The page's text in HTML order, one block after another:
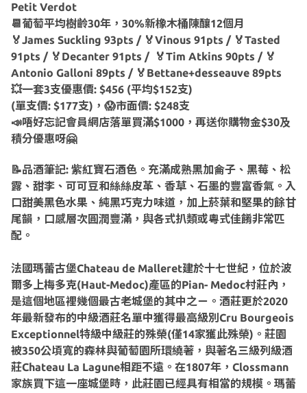
Petit Verdot
📆葡萄平均樹齡30年，30%新橡木桶陳釀12個月
🏅James Suckling 93pts / 🏅Vinous 91pts / 🏅Tasted
91pts / 🏅Decanter 91pts / 🏅Tim Atkins 90pts / 🏅
Antonio Galloni 89pts / 🏅Bettane+desseauve 89pts
💥一套3支優惠價: $456 (平均$152支)
(單支價: $177支)，😱市面價: $248支
📣唔好忘記會員網店落單買滿$1000，再送你購物金$30及
積分優惠呀🤗
📝品酒筆記: 紫紅寶石酒色。充滿成熟黑加侖子、黑莓、松
露、甜李、可可豆和絲絲皮革、香草、石墨的豐富香氣。入
口甜美黑色水果、純黑巧克力味道，加上菸葉和堅果的餘甘
尾韻，口感層次圓潤豐滿，與各式扒類或粵式佳餚非常匹
配。
法國瑪蕾古堡Chateau de Malleret建於十七世紀，位於波
爾多上梅多克(Haut-Medoc)產區的Pian- Medoc村莊內，
是這個地區裡幾個最古老城堡的其中之ㄧ。酒莊更於2020
年最新發布的中級酒莊名單中獲得最高級別Cru Bourgeois
Exceptionnel特級中級莊的殊榮(僅14家獲此殊榮)。莊園
被350公頃寬的森林與葡萄園所環繞著，與著名三級列級酒
莊Chateau La Lagune相距不遠。在1807年，Clossmann
家族買下這一座城堡時，此莊園已經具有相當的規模。瑪蕾